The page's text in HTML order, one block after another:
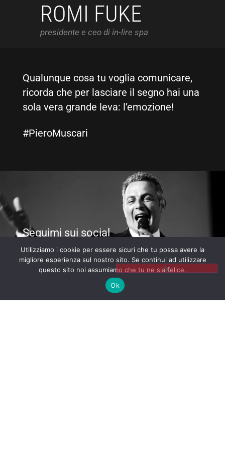
ROMI FUKE
presidente e ceo di in-lire spa
Qualunque cosa tu voglia comunicare,
ricorda che per lasciare il segno hai una
sola vera grande leva: l’emozione!
#PieroMuscari
Seguimi sui social
Utilizziamo i cookie per essere sicuri che tu possa avere la
migliore esperienza sul nostro sito. Se continui ad utilizzare
questo sito noi assumiamo che tu ne sia felice.
Ok